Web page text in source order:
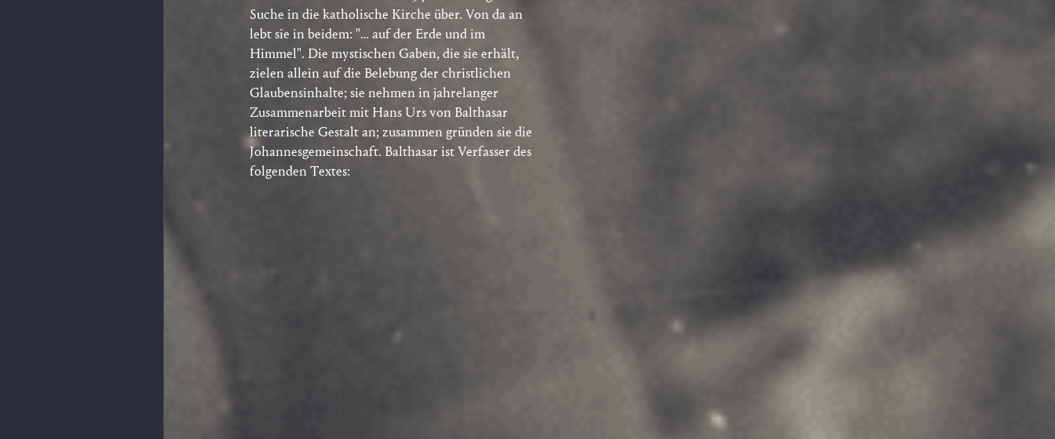
Suche in die katholische Kirche über. Von da an
lebt sie in beidem: "… auf der Erde und im
Himmel". Die mystischen Gaben, die sie erhält,
zielen allein auf die Belebung der christlichen
Glaubensinhalte; sie nehmen in jahrelanger
Zusammenarbeit mit Hans Urs von Balthasar
literarische Gestalt an; zusammen gründen sie die
Johannesgemeinschaft. Balthasar ist Verfasser des
folgenden Textes: